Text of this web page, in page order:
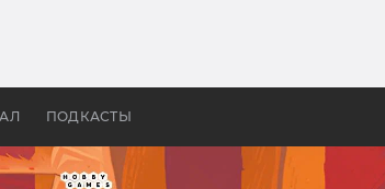
ПОДКАСТЫ
Грецией
История